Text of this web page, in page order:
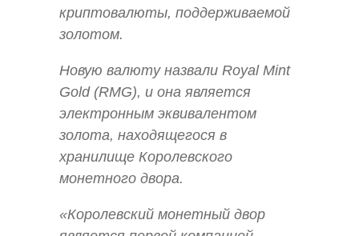
криптовалюты, поддерживаемой
золотом.
Новую валюту назвали Royal Mint
Gold (RMG), и она является
электронным эквивалентом
золота, находящегося в
хранилище Королевского
монетного двора.
«Королевский монетный двор